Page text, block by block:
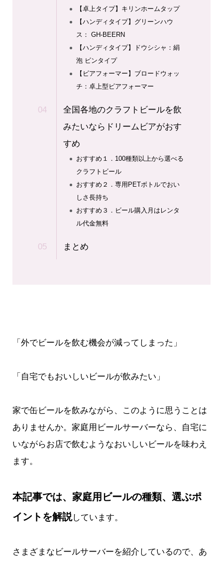
【卓上タイプ】キリンホームタップ
【ハンディタイプ】グリーンハウ
ス： GH-BEERN
【ハンディタイプ】ドウシシャ：絹
泡 ビンタイプ
【ビアフォーマー】ブロードウォッ
チ：卓上型ビアフォーマー
全国各地のクラフトビールを飲
みたいならドリームビアがおす
すめ
おすすめ１．100種類以上から選べる
クラフトビール
おすすめ２．専用PETボトルでおい
しさ長持ち
おすすめ３．ビール購入月はレンタ
ル代金無料
まとめ
「外でビールを飲む機会が減ってしまった」
「自宅でもおいしいビールが飲みたい」
家で缶ビールを飲みながら、このように思うことは
ありませんか。家庭用ビールサーバーなら、自宅に
いながらお店で飲むようなおいしいビールを味わえ
ます。
本記事では、家庭用ビールの種類、選ぶポ
イントを解説しています。
さまざまなビールサーバーを紹介しているので、あ